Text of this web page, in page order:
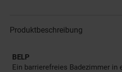
Produktbeschreibung
BELP
Ein barrierefreies Badezimmer in